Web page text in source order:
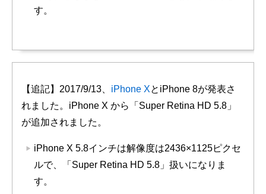
す。
【追記】2017/9/13、 iPhone XとiPhone 8が発表さ
れました。iPhone X から「Super Retina HD 5.8」
が追加されました。
iPhone X 5.8インチは解像度は2436×1125ピクセ
ルで、「Super Retina HD 5.8」扱いになりま
す。